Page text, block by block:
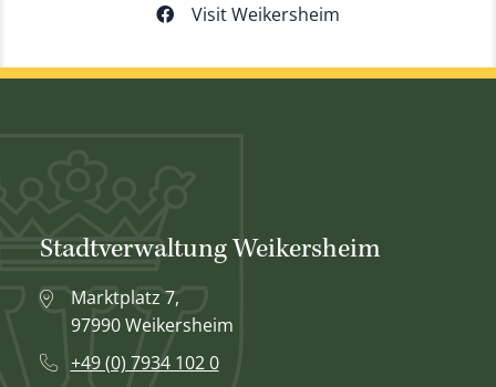
Visit Weikersheim
Stadtverwaltung Weikersheim
Marktplatz 7,
97990 Weikersheim
+49 (0) 7934 102 0